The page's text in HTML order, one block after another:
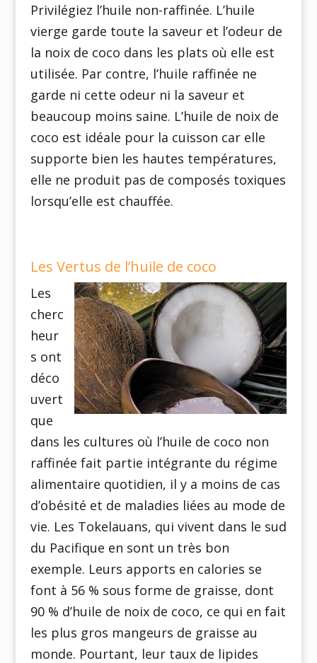
Privilégiez l’huile non-raffinée. L’huile
vierge garde toute la saveur et l’odeur de
la noix de coco dans les plats où elle est
utilisée. Par contre, l’huile raffinée ne
garde ni cette odeur ni la saveur et
beaucoup moins saine. L’huile de noix de
coco est idéale pour la cuisson car elle
supporte bien les hautes températures,
elle ne produit pas de composés toxiques
lorsqu’elle est chauffée.
Les Vertus de l’huile de coco
Les
cherc
heur
s ont
déco
uvert
que
dans les cultures où l’huile de coco non
raffinée fait partie intégrante du régime
alimentaire quotidien, il y a moins de cas
d’obésité et de maladies liées au mode de
vie. Les Tokelauans, qui vivent dans le sud
du Pacifique en sont un très bon
exemple. Leurs apports en calories se
font à 56 % sous forme de graisse, dont
90 % d’huile de noix de coco, ce qui en fait
les plus gros mangeurs de graisse au
monde. Pourtant, leur taux de lipides